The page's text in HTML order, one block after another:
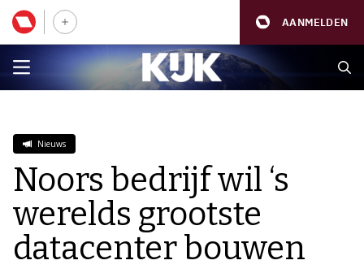
AANMELDEN
Nieuws
Noors bedrijf wil ‘s
werelds grootste
datacenter bouwen